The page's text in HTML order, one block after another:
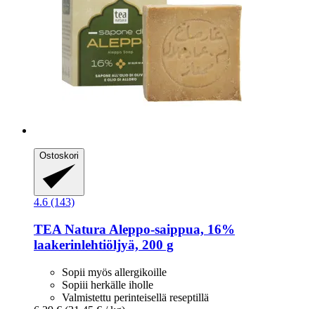
Ostoskori
4.6 (143)
TEA Natura Aleppo-​saippua, 16%
laakerinlehtiöljyä, 200 g
Sopii myös allergikoille
Sopiii herkälle iholle
Valmistettu perinteisellä reseptillä